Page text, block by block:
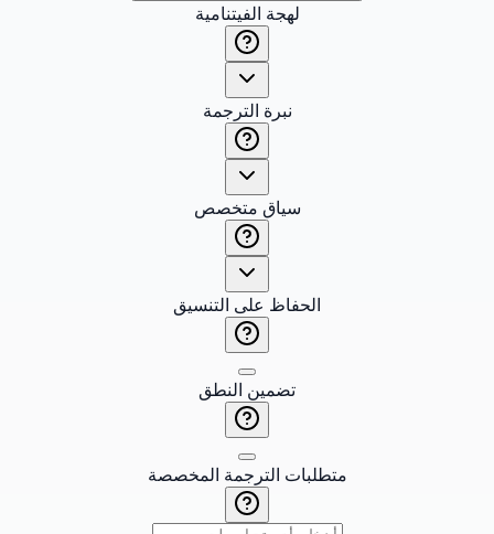
لهجة الفيتنامية
نبرة الترجمة
سياق متخصص
الحفاظ على التنسيق
تضمين النطق
متطلبات الترجمة المخصصة